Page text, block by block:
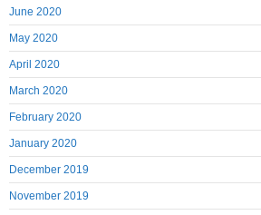
June 2020
May 2020
April 2020
March 2020
February 2020
January 2020
December 2019
November 2019